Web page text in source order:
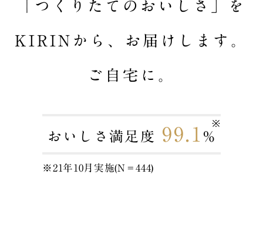
「つくりたてのおいしさ」を
KIRINから、お届けします。
ご自宅に。
おいしさ満足度 99.1 %
※21年10月実施(N＝444)